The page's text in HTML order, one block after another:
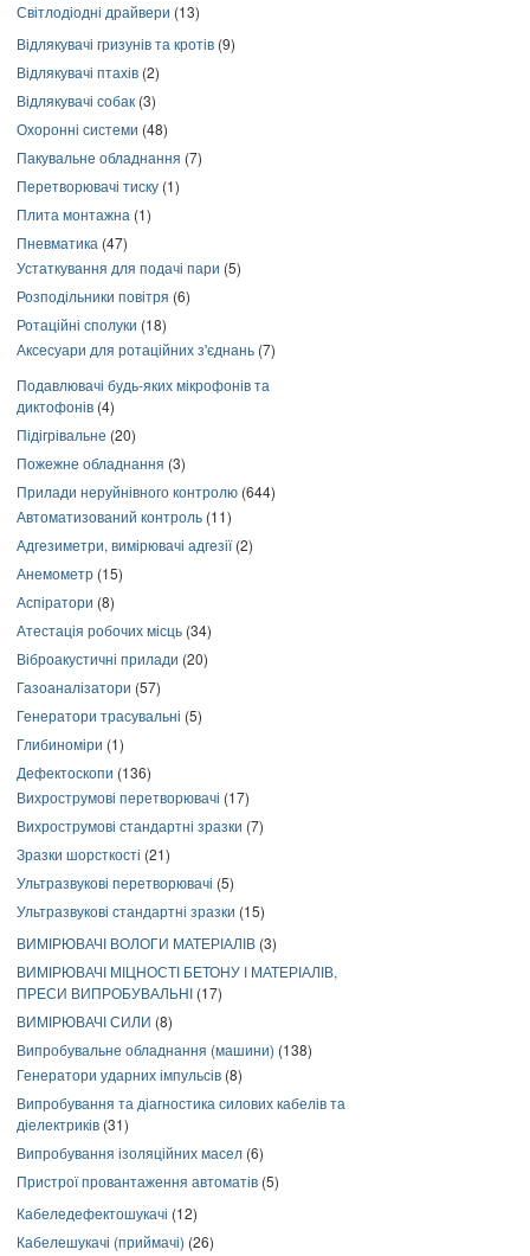
Світлодіодні драйвери (13)
Відлякувачі гризунів та кротів (9)
Відлякувачі птахів (2)
Відлякувачі собак (3)
Охоронні системи (48)
Пакувальне обладнання (7)
Перетворювачі тиску (1)
Плита монтажна (1)
Пневматика (47)
Устаткування для подачі пари (5)
Розподільники повітря (6)
Ротаційні сполуки (18)
Аксесуари для ротаційних з'єднань (7)
Подавлювачі будь-яких мікрофонів та
диктофонів (4)
Підігрівальне (20)
Пожежне обладнання (3)
Прилади неруйнівного контролю (644)
Автоматизований контроль (11)
Адгезиметри, вимірювачі адгезії(2)
Анемометр (15)
Аспіратори (8)
Атестація робочих місць (34)
Віброакустичні прилади (20)
Газоаналізатори (57)
Генератори трасувальні (5)
Глибиноміри (1)
Дефектоскопи (136)
Вихрострумові перетворювачі (17)
Вихрострумові стандартні зразки (7)
Зразки шорсткості (21)
Ультразвукові перетворювачі (5)
Ультразвукові стандартні зразки (15)
ВИМІРЮВАЧІ ВОЛОГИ МАТЕРІАЛІВ (3)
ВИМІРЮВАЧІ МІЦНОСТІ БЕТОНУ І МАТЕРІАЛІВ,
ПРЕСИ ВИПРОБУВАЛЬНІ (17)
ВИМІРЮВАЧІ СИЛИ (8)
Випробувальне обладнання (машини) (138)
Генератори ударних імпульсів (8)
Випробування та діагностика силових кабелів та
діелектриків (31)
Випробування ізоляційних масел (6)
Пристрої провантаження автоматів (5)
Кабеледефектошукачі (12)
Кабелешукачі (приймачі) (26)